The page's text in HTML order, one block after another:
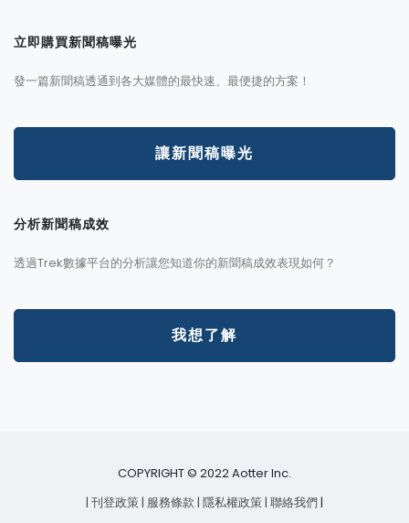
立即購買新聞稿曝光
發一篇新聞稿透通到各大媒體的最快速、最便捷的方案！
讓新聞稿曝光
分析新聞稿成效
透過Trek數據平台的分析讓您知道你的新聞稿成效表現如何？
我想了解
COPYRIGHT © 2022 Aotter Inc.
| 刊登政策 | 服務條款 | 隱私權政策 | 聯絡我們 |